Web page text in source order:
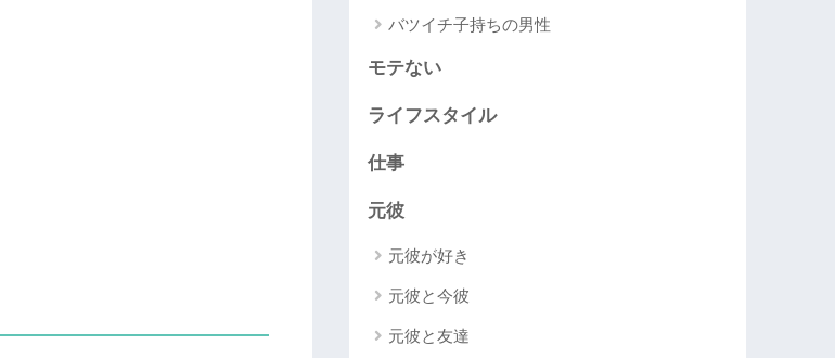
バツイチ子持ちの男性
モテない
ライフスタイル
仕事
元彼
元彼が好き
元彼と今彼
元彼と友達